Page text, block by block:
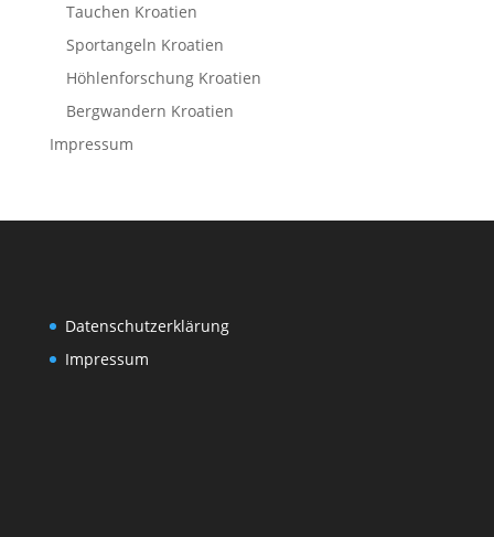
Tauchen Kroatien
Sportangeln Kroatien
Höhlenforschung Kroatien
Bergwandern Kroatien
Impressum
Datenschutzerklärung
Impressum